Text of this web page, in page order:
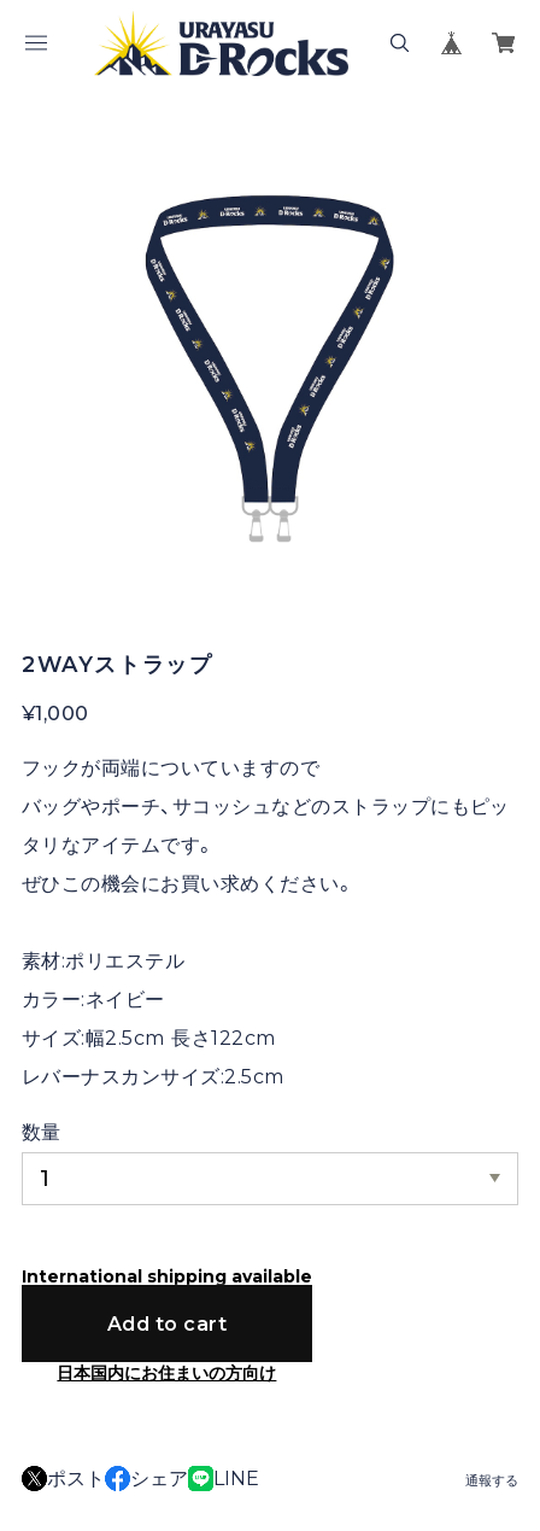
2WAYストラップ
¥1,000
フックが両端についていますので
バッグやポーチ、サコッシュなどのストラップにもピッ
タリなアイテムです。
ぜひこの機会にお買い求めください。
素材:ポリエステル
カラー:ネイビー
サイズ:幅2.5cm 長さ122cm
レバーナスカンサイズ:2.5cm
数量
International shipping available
Add to cart
日本国内にお住まいの方向け
ポスト シェア LINE 通報する